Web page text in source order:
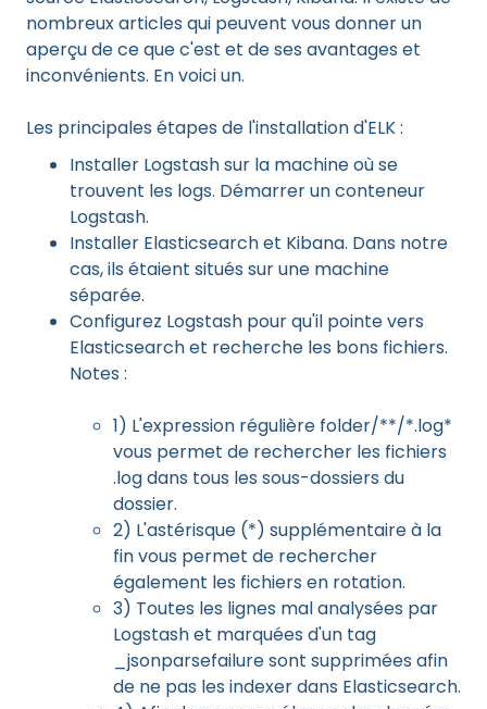
nombreux articles qui peuvent vous donner un
aperçu de ce que c'est et de ses avantages et
inconvénients. En voici un.
Les principales étapes de l'installation d'ELK :
Installer Logstash sur la machine où se
trouvent les logs. Démarrer un conteneur
Logstash.
Installer Elasticsearch et Kibana. Dans notre
cas, ils étaient situés sur une machine
séparée.
Configurez Logstash pour qu'il pointe vers
Elasticsearch et recherche les bons fichiers.
Notes :
1) L'expression régulière folder/**/*.log*
vous permet de rechercher les fichiers
.log dans tous les sous-dossiers du
dossier.
2) L'astérisque (*) supplémentaire à la
fin vous permet de rechercher
également les fichiers en rotation.
3) Toutes les lignes mal analysées par
Logstash et marquées d'un tag
_jsonparsefailure sont supprimées afin
de ne pas les indexer dans Elasticsearch.